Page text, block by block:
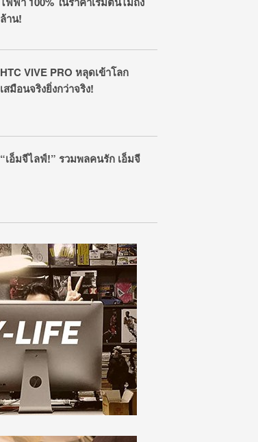
ล้าน!
HTC VIVE PRO หลุดเข้าโลก
เสมือนจริงยิ่งกว่าจริง!
“เอ็มจีไลฟ์!” รวมพลคนรัก เอ็มจี